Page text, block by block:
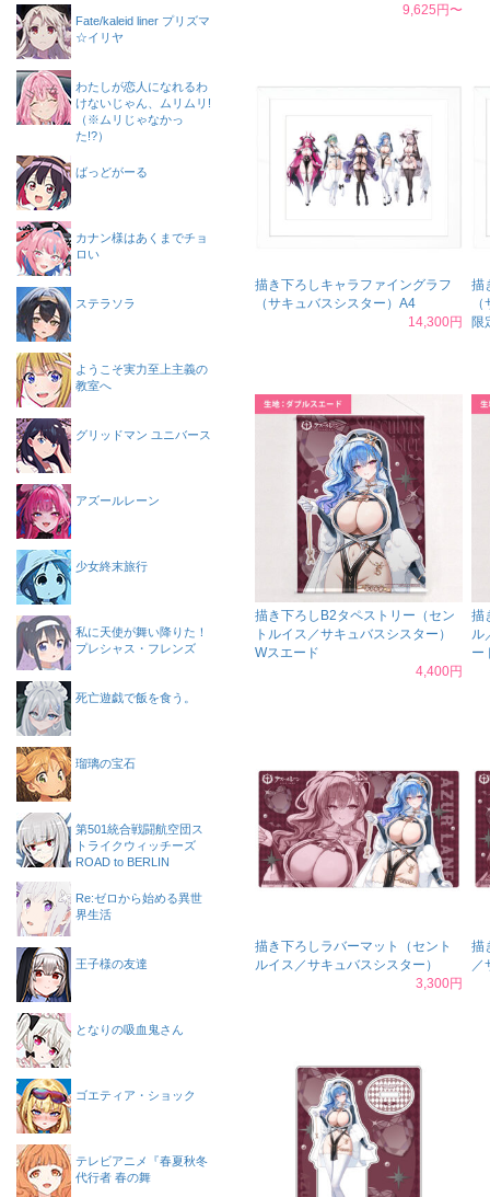
9,625円〜
描き下ろしキャラファイングラフ
（サキュバスシスター）A4
14,300円
描
限
描き下ろしB2タペストリー（セン
トルイス／サキュバスシスター）
Wスエード
4,400円
描
ル
ー
描き下ろしラバーマット（セント
ルイス／サキュバスシスター）
3,300円
描
／
Fate/kaleid liner プリズマ
☆イリヤ
わたしが恋人になれるわ
けないじゃん、ムリムリ!
（※ムリじゃなかっ
た!?）
ばっどがーる
カナン様はあくまでチョ
ロい
ステラソラ
ようこそ実力至上主義の
教室へ
グリッドマン ユニバース
アズールレーン
少女終末旅行
私に天使が舞い降りた！
プレシャス・フレンズ
死亡遊戯で飯を食う。
瑠璃の宝石
第501統合戦闘航空団ス
トライクウィッチーズ
ROAD to BERLIN
Re:ゼロから始める異世
界生活
王子様の友達
となりの吸血鬼さん
ゴエティア・ショック
テレビアニメ『春夏秋冬
代行者 春の舞